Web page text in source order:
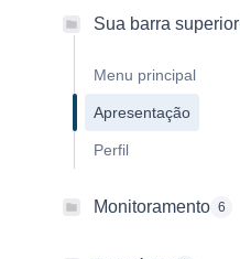
Sua barra superior
Menu principal
Apresentação
Perfil
Monitoramento 6